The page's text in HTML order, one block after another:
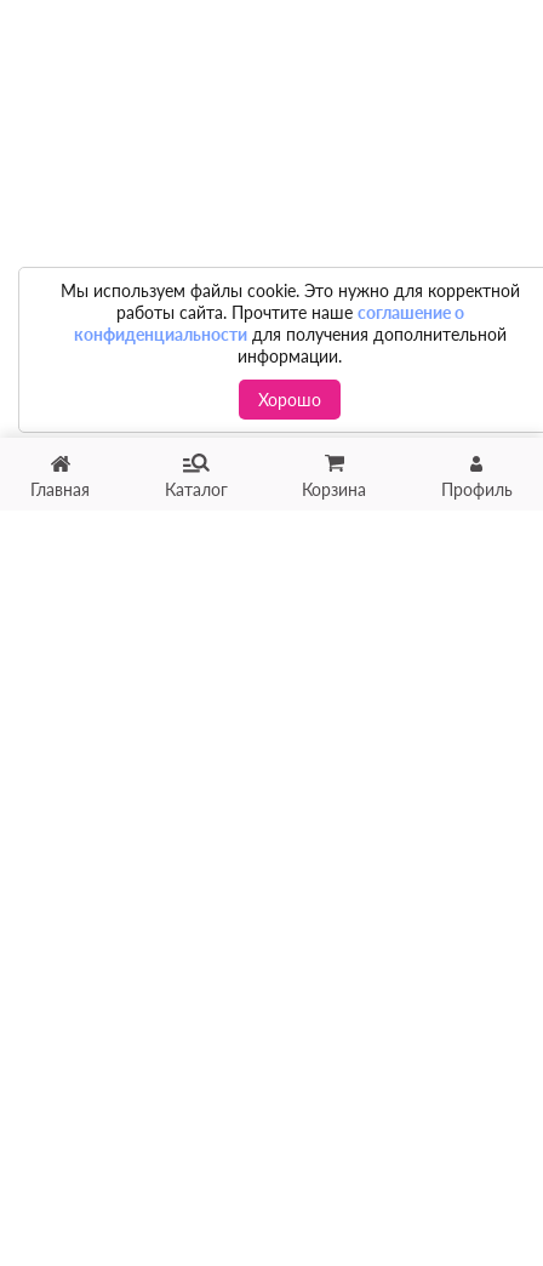
Главная Каталог Корзина Профиль
Мы используем файлы cookie. Это нужно для корректной
работы сайта. Прочтите наше соглашение о
конфиденциальностидля получения дополнительной
информации.
Хорошо